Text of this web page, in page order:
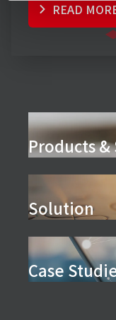
READ
Products &
Solution
Case